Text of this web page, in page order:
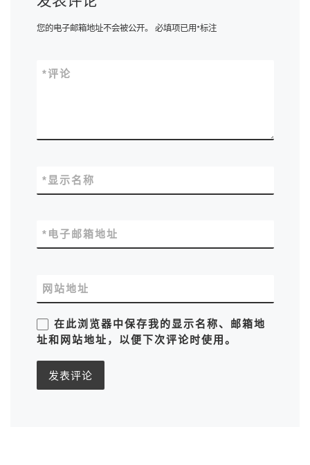
您的电子邮箱地址不会被公开。 必填项已用*标注
评论
*
显示名称
*
电子邮箱地址
*
网站地址
在此浏览器中保存我的显示名称、邮箱地
址和网站地址，以便下次评论时使用。